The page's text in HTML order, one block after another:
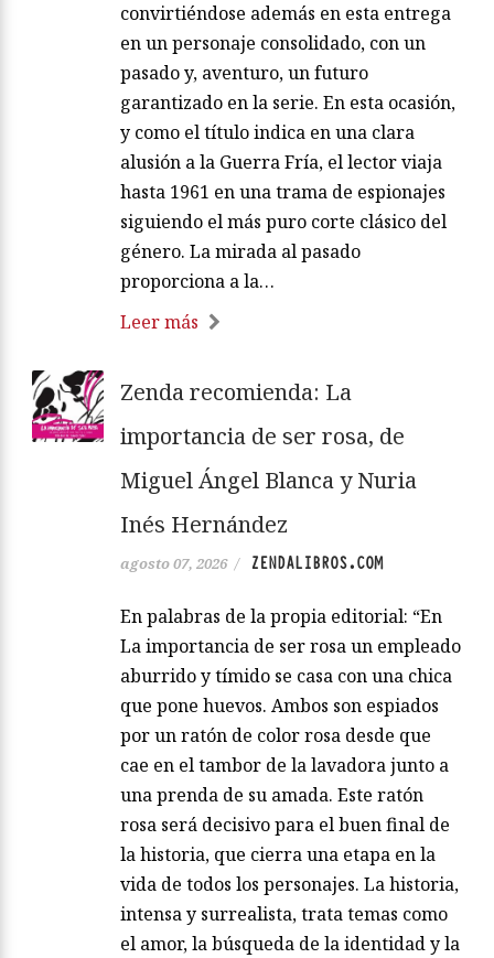
convirtiéndose además en esta entrega
en un personaje consolidado, con un
pasado y, aventuro, un futuro
garantizado en la serie. En esta ocasión,
y como el título indica en una clara
alusión a la Guerra Fría, el lector viaja
hasta 1961 en una trama de espionajes
siguiendo el más puro corte clásico del
género. La mirada al pasado
proporciona a la…
Leer más
Zenda recomienda: La
importancia de ser rosa, de
Miguel Ángel Blanca y Nuria
Inés Hernández
agosto 07, 2026 / ZENDALIBROS.COM
En palabras de la propia editorial: “En
La importancia de ser rosa un empleado
aburrido y tímido se casa con una chica
que pone huevos. Ambos son espiados
por un ratón de color rosa desde que
cae en el tambor de la lavadora junto a
una prenda de su amada. Este ratón
rosa será decisivo para el buen final de
la historia, que cierra una etapa en la
vida de todos los personajes. La historia,
intensa y surrealista, trata temas como
el amor, la búsqueda de la identidad y la